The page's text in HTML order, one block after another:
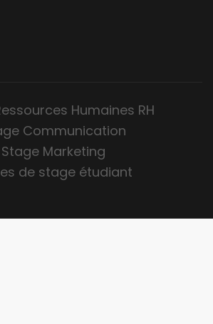
Humaines RH
Communication
Stage Marketing
de stage étudiant